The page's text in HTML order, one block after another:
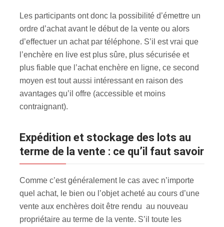
Les participants ont donc la possibilité d’émettre un
ordre d’achat avant le début de la vente ou alors
d’effectuer un achat par téléphone. S’il est vrai que
l’enchère en live est plus sûre, plus sécurisée et
plus fiable que l’achat enchère en ligne, ce second
moyen est tout aussi intéressant en raison des
avantages qu’il offre (accessible et moins
contraignant).
Expédition et stockage des lots au
terme de la vente : ce qu’il faut savoir
Comme c’est généralement le cas avec n’importe
quel achat, le bien ou l’objet acheté au cours d’une
vente aux enchères doit être rendu au nouveau
propriétaire au terme de la vente. S’il toute les